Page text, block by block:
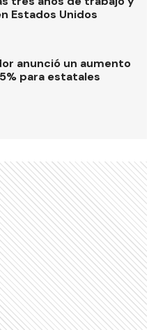
Estados Unidos
anunció un aumento
para estatales